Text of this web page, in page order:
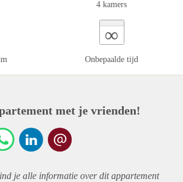
4 kamers
∞
Onbepaalde tijd
met je vrienden!
je alle informatie over ditappartement